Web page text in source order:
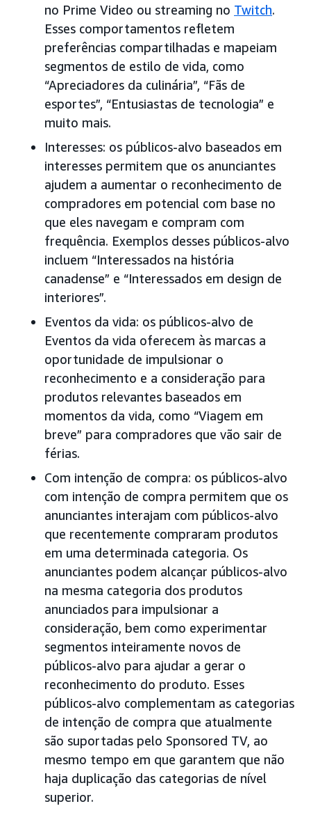
no Prime Video ou streaming no Twitch.
Esses comportamentos refletem
preferências compartilhadas e mapeiam
segmentos de estilo de vida, como
“Apreciadores da culinária”, “Fãs de
esportes”, “Entusiastas de tecnologia” e
muito mais.
Interesses: os públicos-alvo baseados em
interesses permitem que os anunciantes
ajudem a aumentar o reconhecimento de
compradores em potencial com base no
que eles navegam e compram com
frequência. Exemplos desses públicos-alvo
incluem “Interessados na história
canadense” e “Interessados em design de
interiores”.
Eventos da vida: os públicos-alvo de
Eventos da vida oferecem às marcas a
oportunidade de impulsionar o
reconhecimento e a consideração para
produtos relevantes baseados em
momentos da vida, como “Viagem em
breve” para compradores que vão sair de
férias.
Com intenção de compra: os públicos-alvo
com intenção de compra permitem que os
anunciantes interajam com públicos-alvo
que recentemente compraram produtos
em uma determinada categoria. Os
anunciantes podem alcançar públicos-alvo
na mesma categoria dos produtos
anunciados para impulsionar a
consideração, bem como experimentar
segmentos inteiramente novos de
públicos-alvo para ajudar a gerar o
reconhecimento do produto. Esses
públicos-alvo complementam as categorias
de intenção de compra que atualmente
são suportadas pelo Sponsored TV, ao
mesmo tempo em que garantem que não
haja duplicação das categorias de nível
superior.